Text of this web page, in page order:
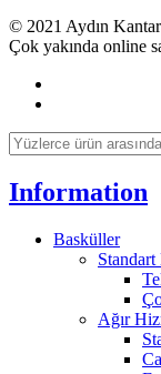
© 2021 Aydın Kantar
Çok yakında online
Information
Basküller
Ağır